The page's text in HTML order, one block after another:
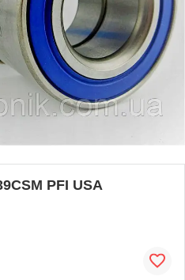
PFI USA